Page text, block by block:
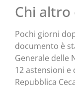
Chi altro
Pochi giorni
documento è
Generale delle
12 astensioni
Repubblica